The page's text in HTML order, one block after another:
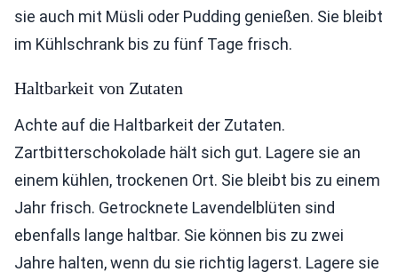
sie auch mit Müsli oder Pudding genießen. Sie bleibt
im Kühlschrank bis zu fünf Tage frisch.
Haltbarkeit von Zutaten
Achte auf die Haltbarkeit der Zutaten.
Zartbitterschokolade hält sich gut. Lagere sie an
einem kühlen, trockenen Ort. Sie bleibt bis zu einem
Jahr frisch. Getrocknete Lavendelblüten sind
ebenfalls lange haltbar. Sie können bis zu zwei
Jahre halten, wenn du sie richtig lagerst. Lagere sie